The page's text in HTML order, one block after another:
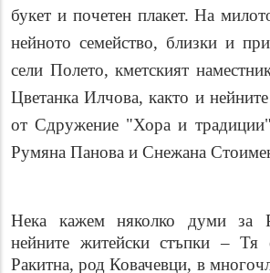
букет и почетен плакет.На
нейното семейство, близки и
сели Полето, кметският
Цветанка Илчова, както и
от Сдружение "Хора и
Румяна Панова и Снежана
Нека кажем няколко думи за
нейните житейски стъпки – Тя
Ракитна, род Ковачевци, в